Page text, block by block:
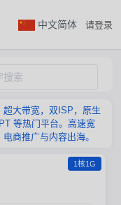
中文简体 请登录
超大带宽，双ISP，原生
等热门平台。高速宽
商推广与内容出海。
1核1G